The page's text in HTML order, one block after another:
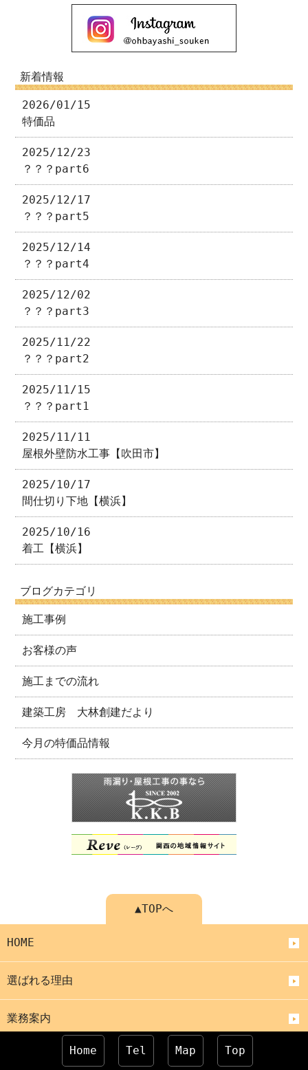
新着情報
2026/01/15
特価品
2025/12/23
？？？part6
2025/12/17
？？？part5
2025/12/14
？？？part4
2025/12/02
？？？part3
2025/11/22
？？？part2
2025/11/15
？？？part1
2025/11/11
屋根外壁防水工事【吹田市】
2025/10/17
間仕切り下地【横浜】
2025/10/16
着工【横浜】
ブログカテゴリ
施工事例
お客様の声
施工までの流れ
建築工房 大林創建だより
今月の特価品情報
▲TOPへ
HOME
選ばれる理由
業務案内
Home Tel Map Top